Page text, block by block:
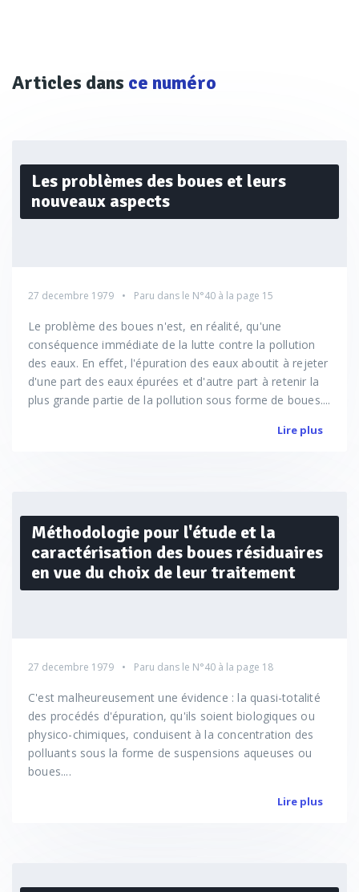
Articles dans ce numéro
Les problèmes des boues et leurs
nouveaux aspects
27 decembre 1979 Paru dans le N°40 à la page 15
Le problème des boues n'est, en réalité, qu'une
conséquence immédiate de la lutte contre la pollution
des eaux. En effet, l'épuration des eaux aboutit à rejeter
d'une part des eaux épurées et d'autre part à retenir la
plus grande partie de la pollution sous forme de boues....
Lire plus
Méthodologie pour l'étude et la
caractérisation des boues résiduaires
en vue du choix de leur traitement
27 decembre 1979 Paru dans le N°40 à la page 18
C'est malheureusement une évidence : la quasi-totalité
des procédés d'épuration, qu'ils soient biologiques ou
physico-chimiques, conduisent à la concentration des
polluants sous la forme de suspensions aqueuses ou
boues....
Lire plus